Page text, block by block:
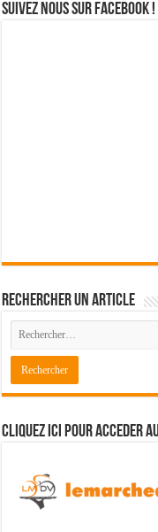
Suivez nous sur Facebook !
Rechercher un article
Cliquez ici pour acceder